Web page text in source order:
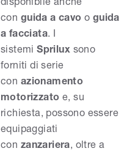
con guida a cavo o guida
a facciata. I
sistemiSprilux sono
forniti di serie
con azionamento
motorizzato e, su
richiesta, possono essere
equipaggiati
con zanzariera, oltre a